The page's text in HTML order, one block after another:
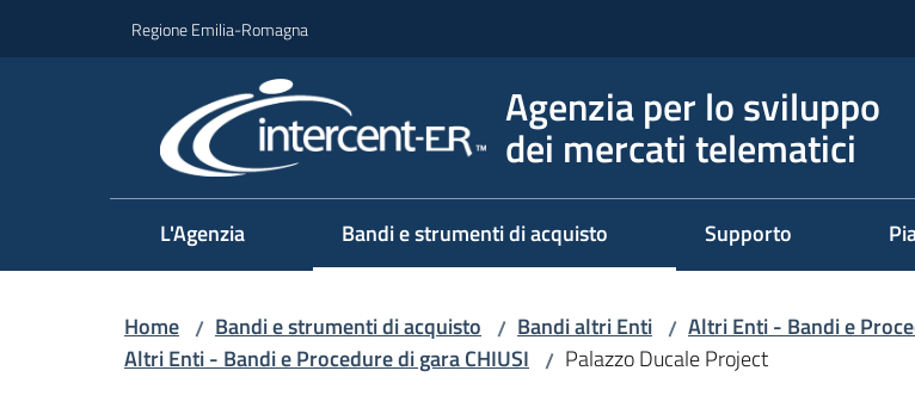
Regione Emilia-Romagna
Agenzia per lo sviluppo
dei mercati telematici
L'Agenzia Bandi e strumenti di acquisto Supporto
Home / Bandi e strumenti di acquisto / Bandi altri Enti / Altri Enti - Bandi e
Altri Enti - Bandi e Procedure di gara CHIUSI / Palazzo Ducale Project